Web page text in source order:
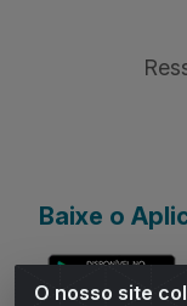
O nosso site
Baixe o